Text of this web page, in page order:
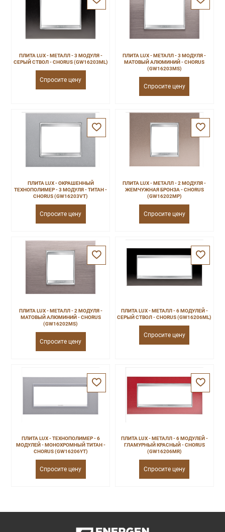
ПЛИТА LUX - МЕТАЛЛ - 3 МОДУЛЯ -
СЕРЫЙ СТВОЛ - CHORUS (GW16203ML)
Спросите цену
ПЛИТА LUX - МЕТАЛЛ - 3 МОДУЛЯ -
МАТОВЫЙ АЛЮМИНИЙ - CHORUS
(GW16203MS)
Спросите цену
ПЛИТА LUX - ОКРАШЕННЫЙ
ТЕХНОПОЛИМЕР - 3 МОДУЛЯ - ТИТАН -
CHORUS (GW16203VT)
Спросите цену
ПЛИТА LUX - МЕТАЛЛ - 2 МОДУЛЯ -
ЖЕМЧУЖНАЯ БРОНЗА - CHORUS
(GW16202MP)
Спросите цену
ПЛИТА LUX - МЕТАЛЛ - 2 МОДУЛЯ -
МАТОВЫЙ АЛЮМИНИЙ - CHORUS
(GW16202MS)
Спросите цену
ПЛИТА LUX - МЕТАЛЛ - 6 МОДУЛЕЙ -
СЕРЫЙ СТВОЛ - CHORUS (GW16206ML)
Спросите цену
ПЛИТА LUX - ТЕХНОПОЛИМЕР - 6
МОДУЛЕЙ - МОНОХРОМНЫЙ ТИТАН -
CHORUS (GW16206YT)
Спросите цену
ПЛИТА LUX - МЕТАЛЛ - 6 МОДУЛЕЙ -
ГЛАМУРНЫЙ КРАСНЫЙ - CHORUS
(GW16206MR)
Спросите цену